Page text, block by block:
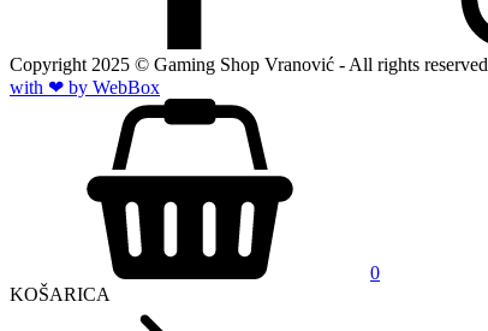
Copyright 2025 © Gaming Shop Vranović - All rights reserved
with ❤ by WebBox
0
KOŠARICA